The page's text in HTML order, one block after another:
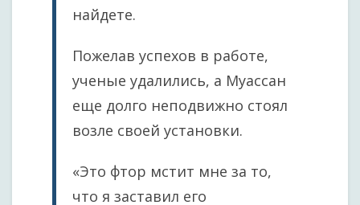
найдете.
Пожелав успехов в работе,
ученые удалились, а Муассан
еще долго неподвижно стоял
возле своей установки.
«Это фтор мстит мне за то,
что я заставил его